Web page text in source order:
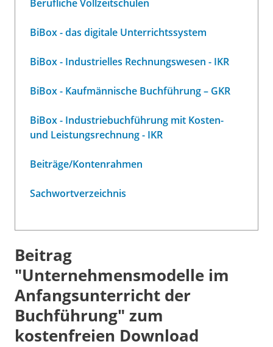
Berufliche Vollzeitschulen
BiBox - das digitale Unterrichtssystem
BiBox - Industrielles Rechnungswesen - IKR
BiBox - Kaufmännische Buchführung – GKR
BiBox - Industriebuchführung mit Kosten-
und Leistungsrechnung - IKR
Beiträge/Kontenrahmen
Sachwortverzeichnis
Beitrag
"Unternehmensmodelle im
Anfangsunterricht der
Buchführung" zum
kostenfreien Download